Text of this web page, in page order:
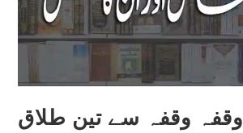
وقفہ وقفہ سے تین طلاق